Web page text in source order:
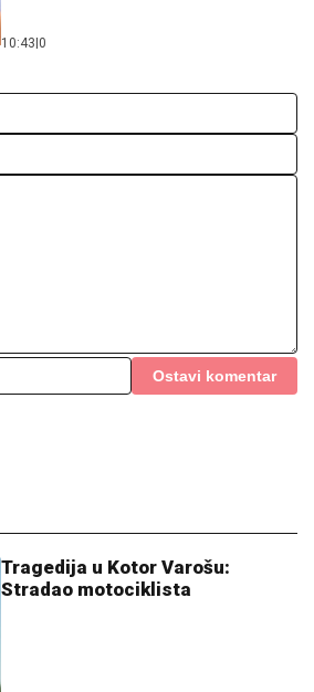
10:43 0
Ostavi komentar
Tragedija u Kotor Varošu:
Stradao motociklista